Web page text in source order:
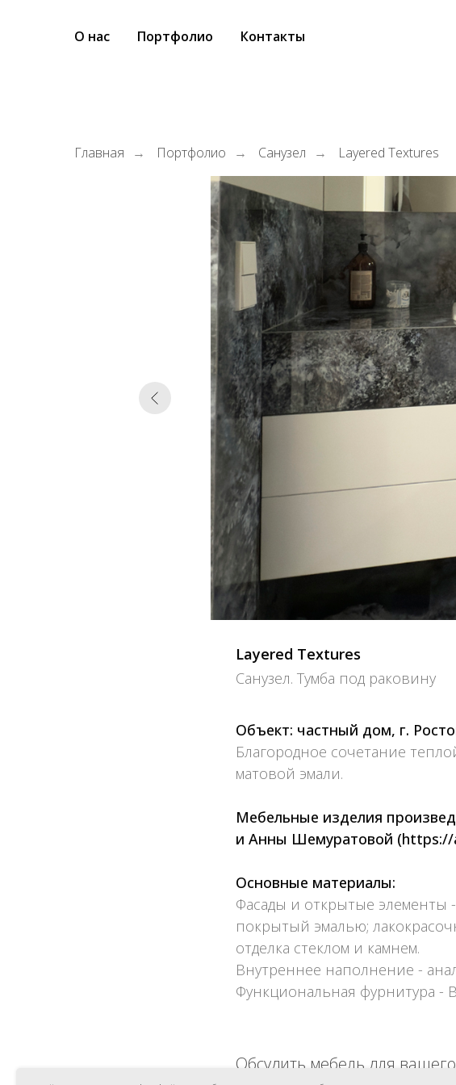
О нас Портфолио Контакты
Главная → Портфолио → Санузел → Layered Textures
Layered Textures
Санузел. Тумба под раковину
Объект: частный дом, г.
Благородное сочетание
матовой эмали.
Мебельные изделия
и Анны Шемуратовой (https://
Основные материалы:
Фасады и открытые
покрытый эмалью;
отделка стеклом и камнем.
Внутреннее наполнение -
Функциональная фурнитура -
Обсудить мебель для